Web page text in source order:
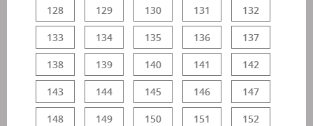
128 129 130 131 132
133 134 135 136 137
138 139 140 141 142
143 144 145 146 147
148 149 150 151 152